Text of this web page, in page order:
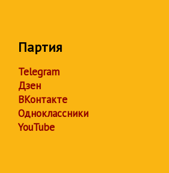
Партия
Telegram
Дзен
ВКонтакте
Одноклассники
YouTube